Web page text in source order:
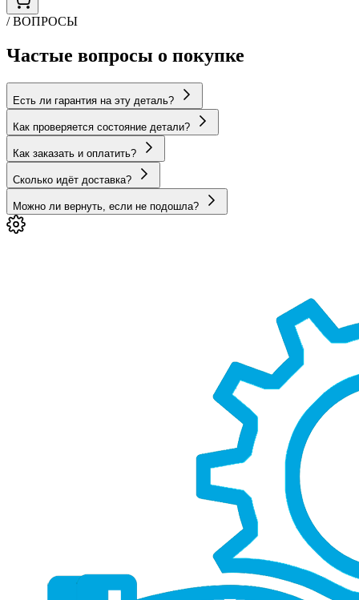
/ ВОПРОСЫ
Частые вопросы о покупке
Есть ли гарантия на эту деталь?
Как проверяется состояние детали?
Как заказать и оплатить?
Сколько идёт доставка?
Можно ли вернуть, если не подошла?